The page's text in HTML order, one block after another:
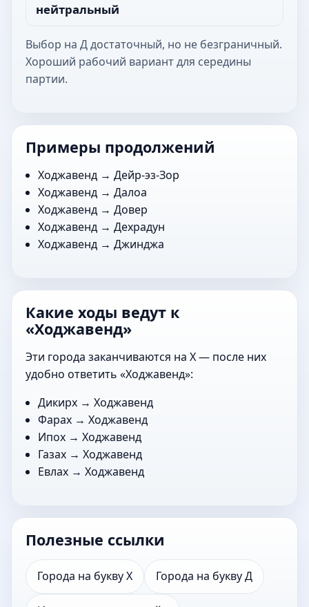
нейтральный
Выбор на Д достаточный, но не безграничный.
Хороший рабочий вариант для середины
партии.
Примеры продолжений
Ходжавенд →Дейр-эз-Зор
Ходжавенд →Далоа
Ходжавенд →Довер
Ходжавенд →Дехрадун
Ходжавенд →Джинджа
Какие ходы ведут к
«Ходжавенд»
Эти города заканчиваются на Х — после них
удобно ответить «Ходжавенд»:
Дикирх → Ходжавенд
Фарах → Ходжавенд
Ипох → Ходжавенд
Газах → Ходжавенд
Евлах → Ходжавенд
Полезные ссылки
Города на букву Х Города на букву Д